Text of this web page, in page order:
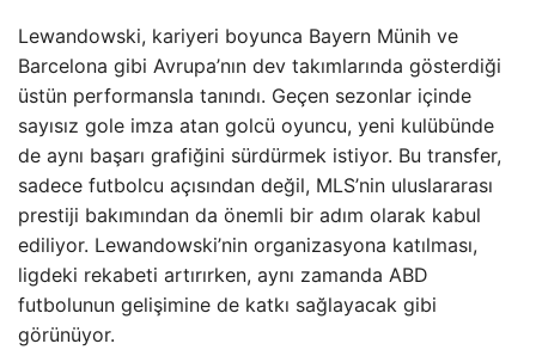
Lewandowski, kariyeri boyunca Bayern Münih ve
Barcelona gibi Avrupa’nın dev takımlarında gösterdiği
üstün performansla tanındı. Geçen sezonlar içinde
sayısız gole imza atan golcü oyuncu, yeni kulübünde
de aynı başarı grafiğini sürdürmek istiyor. Bu transfer,
sadece futbolcu açısından değil, MLS’nin uluslararası
prestiji bakımından da önemli bir adım olarak kabul
ediliyor. Lewandowski’nin organizasyona katılması,
ligdeki rekabeti artırırken, aynı zamanda ABD
futbolunun gelişimine de katkı sağlayacak gibi
görünüyor.